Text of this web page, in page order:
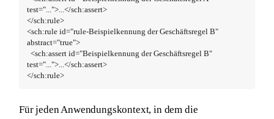
test="...">...</sch:assert>
</sch:rule>
<sch:rule id="rule-Beispielkennung der Geschäftsregel B"
abstract="true">
test="...">...</sch:assert>
</sch:rule>
Für jeden Anwendungskontext, in dem die